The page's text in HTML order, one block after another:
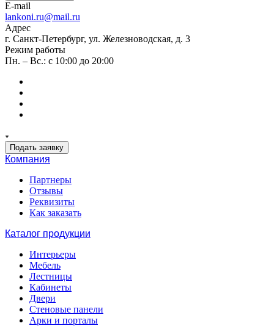
E-mail
lankoni.ru@mail.ru
Адрес
г. Санкт-Петербург, ул. Железноводская, д. 3
Режим работы
Пн. – Вс.: с 10:00 до 20:00
Подать заявку
Компания
Партнеры
Отзывы
Реквизиты
Как заказать
Каталог продукции
Интерьеры
Мебель
Лестницы
Кабинеты
Двери
Стеновые панели
Арки и порталы